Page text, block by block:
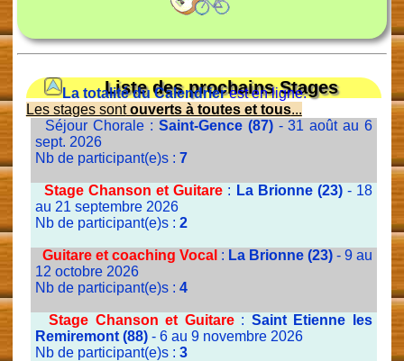
Liste des prochains Stages
La totalité du Calendrierest en ligne.
Les stages sontouverts à toutes et tous...
Séjour Chorale : Saint-Gence (87)- 31 août au 6
sept. 2026
Nb de participant(e)s : 7
Stage Chanson et Guitare : La Brionne (23)- 18
au 21 septembre 2026
Nb de participant(e)s : 2
Guitare et coaching Vocal : La Brionne (23)- 9 au
12 octobre 2026
Nb de participant(e)s : 4
Stage Chanson et Guitare: Saint Etienne les
Remiremont (88)- 6 au 9 novembre 2026
Nb de participant(e)s : 3